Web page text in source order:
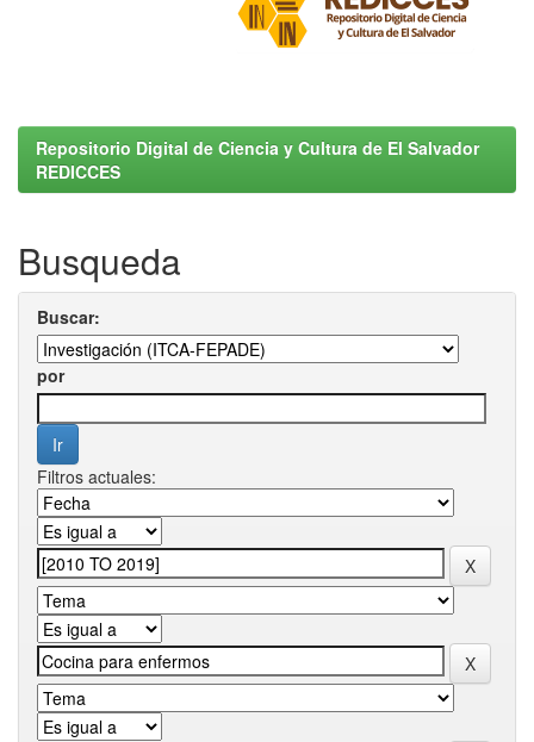
Repositorio Digital de Ciencia y Cultura de El Salvador
REDICCES
Busqueda
Buscar:
por
Filtros actuales: